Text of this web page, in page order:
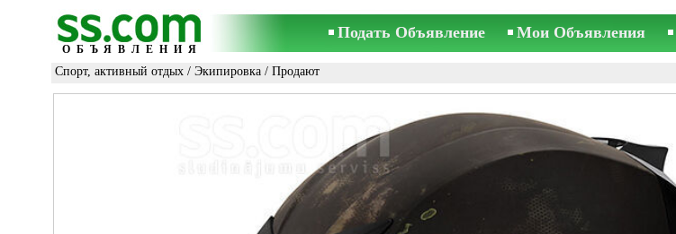
ОБЪЯВЛЕНИЯ
Подать Объявление Мои Объявления
Спорт, активный отдых / Экипировка / Продают